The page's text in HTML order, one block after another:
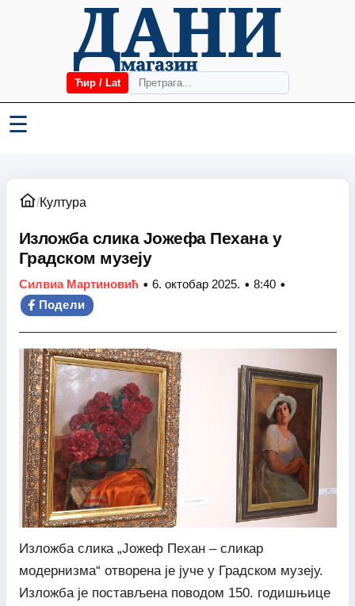
Ћир / Lat
☰
/Култура
Изложба слика Јожефа Пехана у
Градском музеју
Силвиа Мартиновић • 6. октобар 2025. • 8:40 •
Подели
Изложба слика „Јожеф Пехан – сликар
модернизма“ отворена је јуче у Градском музеју.
Изложба је постављена поводом 150. годишњице